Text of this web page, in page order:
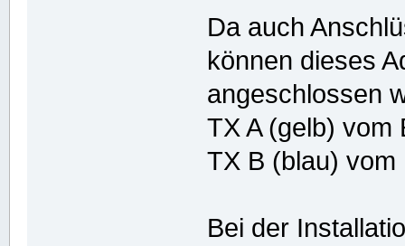
Da auch
können dieses
angeschlossen
TX A (gelb) vom
TX B (blau) vom
Bei der